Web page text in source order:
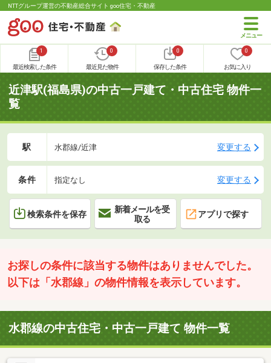
NTTグループ運営の不動産総合サイト goo住宅・不動産
1
最近検索した条件
0
最近見た物件
0
保存した条件
0
お気に入り
近津駅(福島県)の中古一戸建て・中古住宅 物件一
覧
駅 水郡線/近津 変更する
条件 指定なし 変更する
検索条件を保存
新着メールを受
取る
アプリで探す
お探しの条件に該当する物件はありませんでした。
以下は「水郡線」の物件情報を表示しています。
水郡線の中古住宅・中古一戸建て 物件一覧